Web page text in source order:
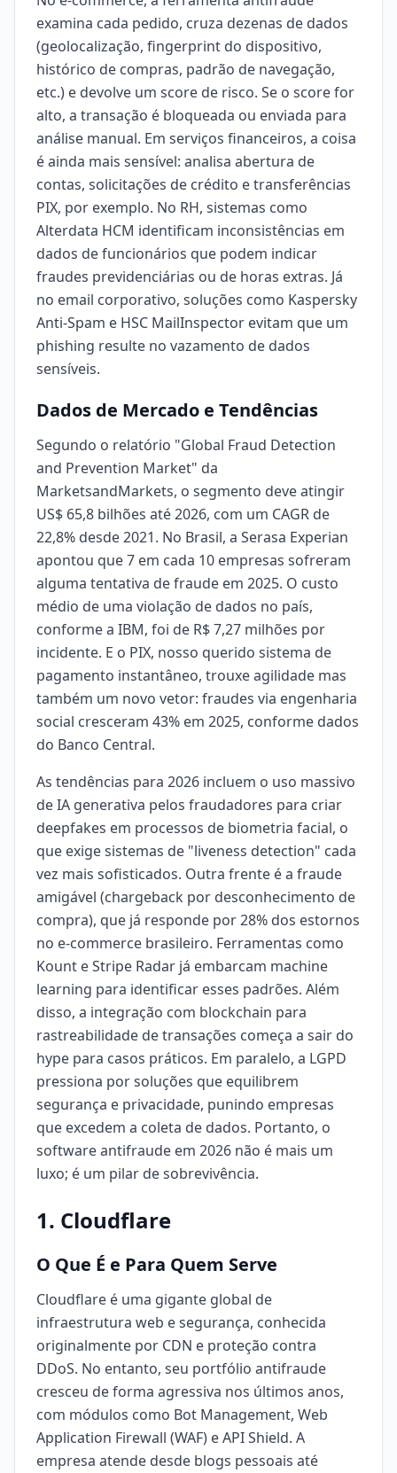
examina cada pedido, cruza dezenas de dados
(geolocalização, fingerprint do dispositivo,
histórico de compras, padrão de navegação,
etc.) e devolve um score de risco. Se o score for
alto, a transação é bloqueada ou enviada para
análise manual. Em serviços financeiros, a coisa
é ainda mais sensível: analisa abertura de
contas, solicitações de crédito e transferências
PIX, por exemplo. No RH, sistemas como
Alterdata HCM identificam inconsistências em
dados de funcionários que podem indicar
fraudes previdenciárias ou de horas extras. Já
no email corporativo, soluções como Kaspersky
Anti-Spam e HSC MailInspector evitam que um
phishing resulte no vazamento de dados
sensíveis.
Dados de Mercado e Tendências
Segundo o relatório "Global Fraud Detection
and Prevention Market" da
MarketsandMarkets, o segmento deve atingir
US$ 65,8 bilhões até 2026, com um CAGR de
22,8% desde 2021. No Brasil, a Serasa Experian
apontou que 7 em cada 10 empresas sofreram
alguma tentativa de fraude em 2025. O custo
médio de uma violação de dados no país,
conforme a IBM, foi de R$ 7,27 milhões por
incidente. E o PIX, nosso querido sistema de
pagamento instantâneo, trouxe agilidade mas
também um novo vetor: fraudes via engenharia
social cresceram 43% em 2025, conforme dados
do Banco Central.
As tendências para 2026 incluem o uso massivo
de IA generativa pelos fraudadores para criar
deepfakes em processos de biometria facial, o
que exige sistemas de "liveness detection" cada
vez mais sofisticados. Outra frente é a fraude
amigável (chargeback por desconhecimento de
compra), que já responde por 28% dos estornos
no e-commerce brasileiro. Ferramentas como
Kount e Stripe Radar já embarcam machine
learning para identificar esses padrões. Além
disso, a integração com blockchain para
rastreabilidade de transações começa a sair do
hype para casos práticos. Em paralelo, a LGPD
pressiona por soluções que equilibrem
segurança e privacidade, punindo empresas
que excedem a coleta de dados. Portanto, o
software antifraude em 2026 não é mais um
luxo; é um pilar de sobrevivência.
1. Cloudflare
O Que É e Para Quem Serve
Cloudflare é uma gigante global de
infraestrutura web e segurança, conhecida
originalmente por CDN e proteção contra
DDoS. No entanto, seu portfólio antifraude
cresceu de forma agressiva nos últimos anos,
com módulos como Bot Management, Web
Application Firewall (WAF) e API Shield. A
empresa atende desde blogs pessoais até